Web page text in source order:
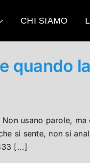
CHI SIAMO
quando
usano parole, ma
si sente, non si
[...]